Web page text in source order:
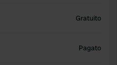
Gratuito
Pagato